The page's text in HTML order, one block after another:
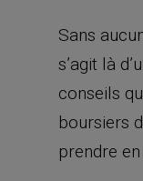
Sans
s’agit là
conseils
boursiers
prendre